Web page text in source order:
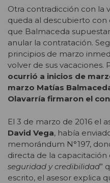
Otra contradicción con la
queda al descubierto con
que Balmaceda
anular la contratación.
principios de marzo
volver de sus vacaciones.
ocurrió a inicios de
marzo Matías
Olavarría firmaron el
El 3 de marzo de 2016 el
David Vega, había
memorándum N°197,
directa de la capacitación
seguridad y credibilidad”
escrito, el asesor explica